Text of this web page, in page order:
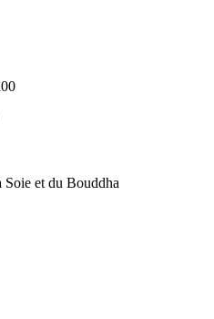
Soie et du Bouddha